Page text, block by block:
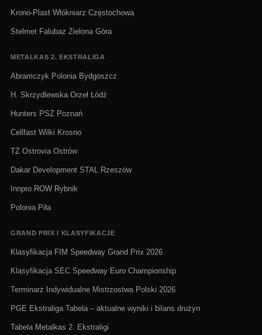
Krono-Plast Włókniarz Częstochowa
Stelmet Falubaz Zielona Góra
METALKAS 2. EKSTRALIGA
Abramczyk Polonia Bydgoszcz
H. Skrzydlewska Orzeł Łódź
Hunters PSŻ Poznań
Cellfast Wilki Krosno
TŻ Ostrovia Ostrów
Dakar Development STAL Rzeszów
Innpro ROW Rybnik
Polonia Piła
GRAND PRIX I KLASYFIKACJE
Klasyfikacja FIM Speedway Grand Prix 2026
Klasyfikacja SEC Speedway Euro Championship
Terminarz Indywidualne Mistrzostwa Polski 2026
PGE Ekstraliga Tabela – aktualne wyniki i bilans drużyn
Tabela Metalkas 2. Ekstraligi